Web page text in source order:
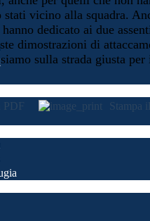
stati vicino alla squadra.
dedicato ai due
dimostrazioni di
sulla strada giusta
PDF Stampa